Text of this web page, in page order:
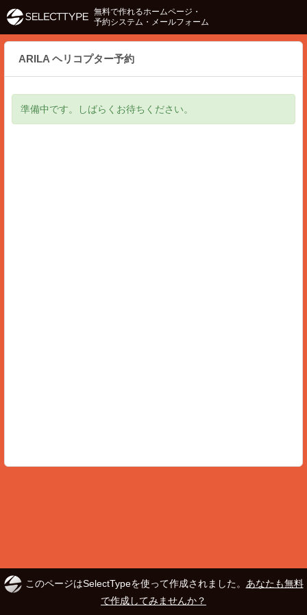
ARILA ヘリコプター予約
準備中です。しばらくお待ちください。
無料で作れるホームページ・
予約システム・メールフォーム
このページはSelectTypeを使って作成されました。 あなたも無料
で作成してみませんか？